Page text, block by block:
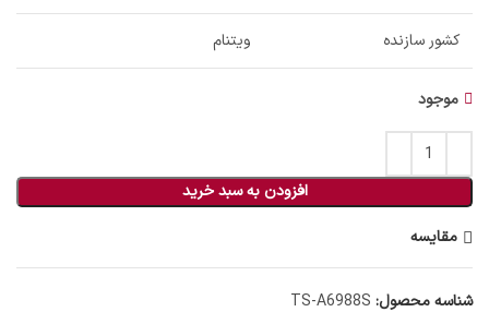
کشور سازنده ویتنام
موجود
افزودن به سبد خرید
مقایسه
شناسه محصول: TS-A6988S